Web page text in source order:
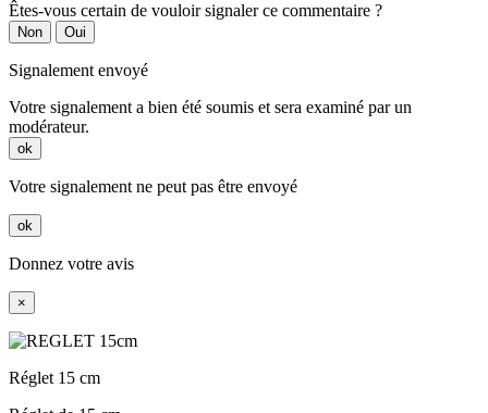
Êtes-vous certain de vouloir signaler ce commentaire ?
Non Oui
Signalement envoyé
Votre signalement a bien été soumis et sera examiné par un
modérateur.
ok
Votre signalement ne peut pas être envoyé
ok
Donnez votre avis
×
Réglet 15 cm